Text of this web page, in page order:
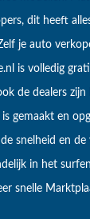
dit heeft
je auto
is volledig
de dealers
gemaakt en
snelheid en de
in het
snelle